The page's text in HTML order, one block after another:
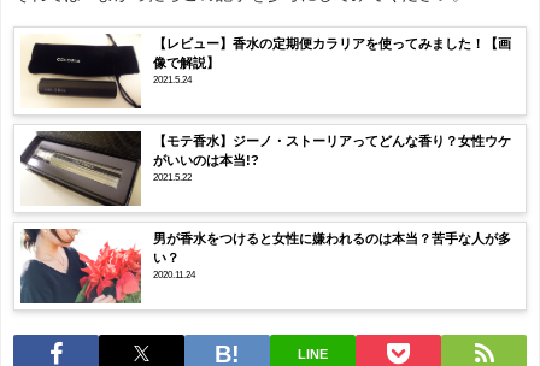
【レビュー】香水の定期便カラリアを使ってみました！【画
像で解説】
2021.5.24
【モテ香水】ジーノ・ストーリアってどんな香り？女性ウケ
がいいのは本当!?
2021.5.22
男が香水をつけると女性に嫌われるのは本当？苦手な人が多
い？
2020.11.24
LINE